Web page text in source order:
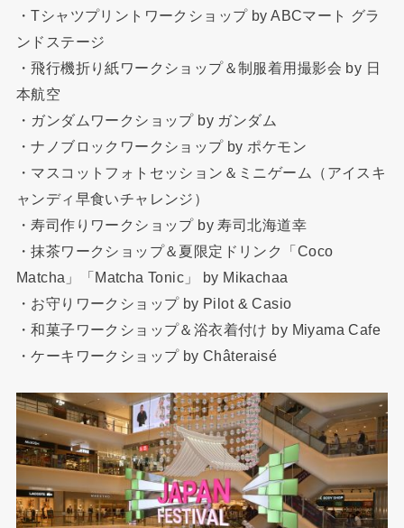
・Tシャツプリントワークショップ by ABCマート グラ
ンドステージ
・飛行機折り紙ワークショップ＆制服着用撮影会 by 日
本航空
・ガンダムワークショップ by ガンダム
・ナノブロックワークショップ by ポケモン
・マスコットフォトセッション＆ミニゲーム（アイスキ
ャンディ早食いチャレンジ）
・寿司作りワークショップ by 寿司北海道幸
・抹茶ワークショップ＆夏限定ドリンク「Coco
Matcha」「Matcha Tonic」 by Mikachaa
・お守りワークショップ by Pilot & Casio
・和菓子ワークショップ＆浴衣着付け by Miyama Cafe
・ケーキワークショップ by Châteraisé